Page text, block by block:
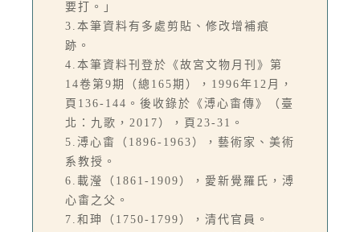
要打。」
3.本筆資料有多處剪貼、修改增補痕
跡。
4.本筆資料刊登於《故宮文物月刊》第
14卷第9期（總165期），1996年12月，
頁136-144。後收錄於《溥心畬傳》（臺
北：九歌，2017），頁23-31。
5.溥心畬（1896-1963），藝術家、美術
系教授。
6.載瀅（1861-1909），愛新覺羅氏，溥
心畬之父。
7.和珅（1750-1799），清代官員。